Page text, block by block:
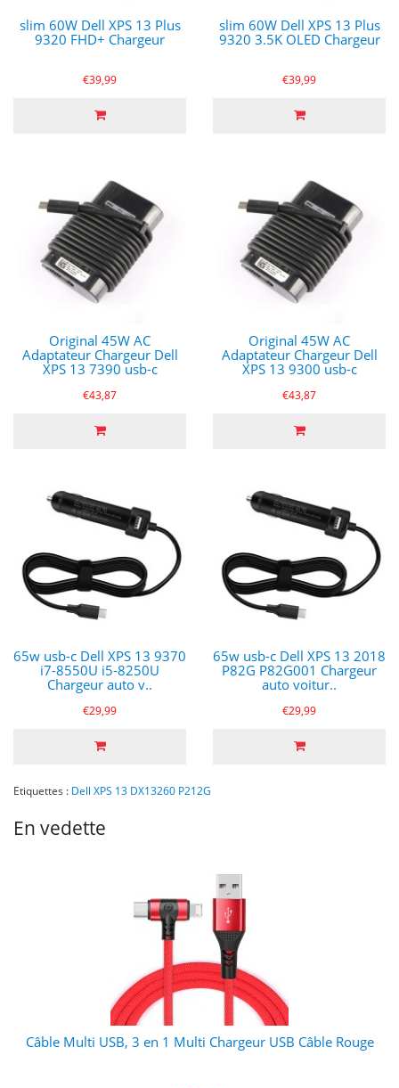
slim 60W Dell XPS 13 Plus
9320 FHD+ Chargeur
€39,99
slim 60W Dell XPS 13 Plus
9320 3.5K OLED Chargeur
€39,99
Original 45W AC
Adaptateur Chargeur Dell
XPS 13 7390 usb-c
€43,87
Original 45W AC
Adaptateur Chargeur Dell
XPS 13 9300 usb-c
€43,87
65w usb-c Dell XPS 13 9370
i7-8550U i5-8250U
Chargeur auto v..
€29,99
65w usb-c Dell XPS 13 2018
P82G P82G001 Chargeur
auto voitur..
€29,99
Etiquettes : Dell XPS 13 DX13260 P212G
En vedette
Câble Multi USB, 3 en 1 Multi Chargeur USB Câble Rouge